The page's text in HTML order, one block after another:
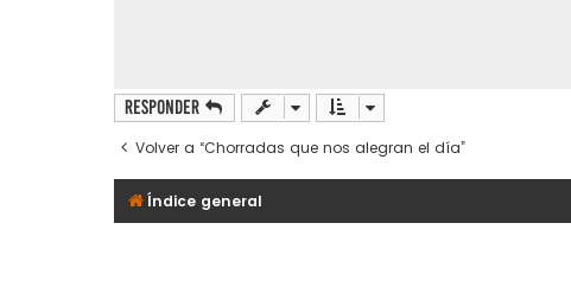
Responder
Volver a “Chorradas que nos alegran el día”
Índice general